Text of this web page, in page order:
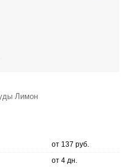
Лимон
от 137 руб.
от 4 дн.